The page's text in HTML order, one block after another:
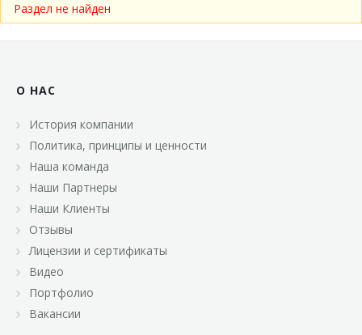
Раздел не найден
О НАС
История компании
Политика, принципы и ценности
Наша команда
Наши Партнеры
Наши Клиенты
Отзывы
Лицензии и сертификаты
Видео
Портфолио
Вакансии